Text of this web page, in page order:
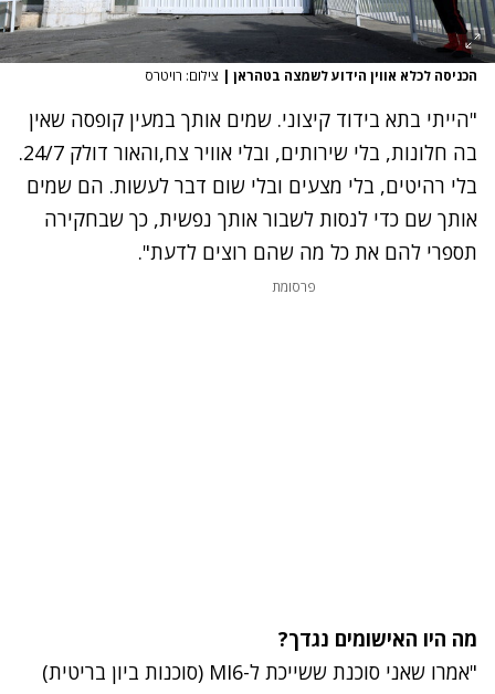
הכניסה לכלא אווין הידוע לשמצה בטהראן | צילום: רויטרס
"הייתי בתא בידוד קיצוני. שמים אותך במעין קופסה שאין
בה חלונות, בלי שירותים, ובלי אוויר צח,והאור דולק 24/7.
בלי רהיטים, בלי מצעים ובלי שום דבר לעשות. הם שמים
אותך שם כדי לנסות לשבור אותך נפשית, כך שבחקירה
תספרי להם את כל מה שהם רוצים לדעת".
פרסומת
מה היו האישומים נגדך?
"אמרו שאני סוכנת ששייכת ל-MI6 (סוכנות ביון בריטית)